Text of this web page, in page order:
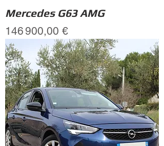
Mercedes G63 AMG
Prix
146 900,00 €